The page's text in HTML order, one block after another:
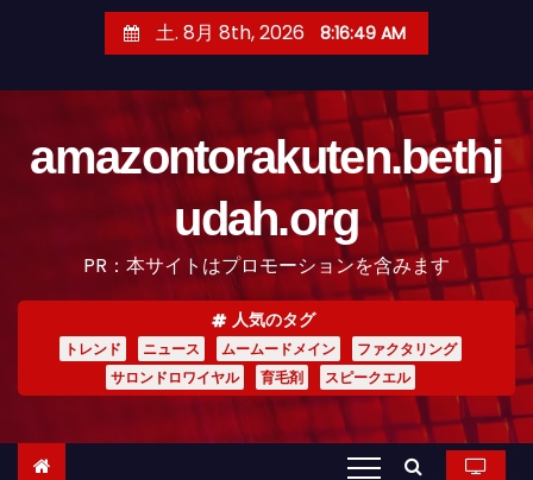
土. 8月 8th, 2026 8:16:49 AM
amazontorakuten.bethj
udah.org
PR：本サイトはプロモーションを含みます
人気のタグ
トレンド ニュース ムームードメイン
ファクタリング
サロンドロワイヤル
育毛剤 スピークエル